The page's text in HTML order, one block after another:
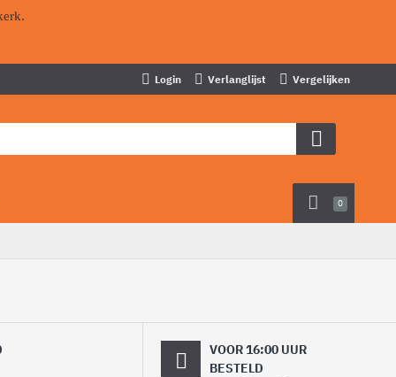
Login Verlanglijst Vergelijken
0
VOOR 16:00 UUR
BESTELD